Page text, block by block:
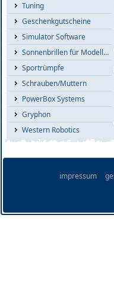
Tuning
Geschenkgutscheine
Simulator Software
Sonnenbrillen für Modellflieger
Sportrümpfe
Schrauben/Muttern
PowerBox Systems
Gryphon
Western Robotics
impressum